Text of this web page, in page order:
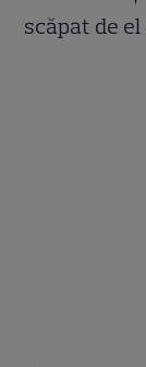
scăpat de